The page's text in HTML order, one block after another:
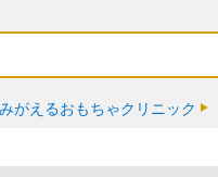
がえるおもちゃクリニック